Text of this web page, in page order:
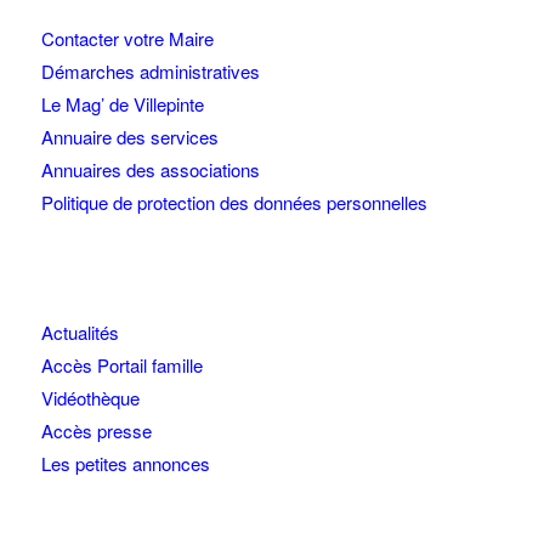
Contacter votre Maire
Démarches administratives
Le Mag’ de Villepinte
Annuaire des services
Annuaires des associations
Politique de protection des données personnelles
Actualités
Accès Portail famille
Vidéothèque
Accès presse
Les petites annonces